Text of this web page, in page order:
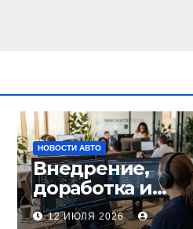
НОВОСТИ АВТО
Внедрение,
доработка и
сопровождение
12 ИЮЛЯ 2026